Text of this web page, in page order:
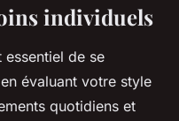
individuels
essentiel de se
évaluant votre style
quotidiens et